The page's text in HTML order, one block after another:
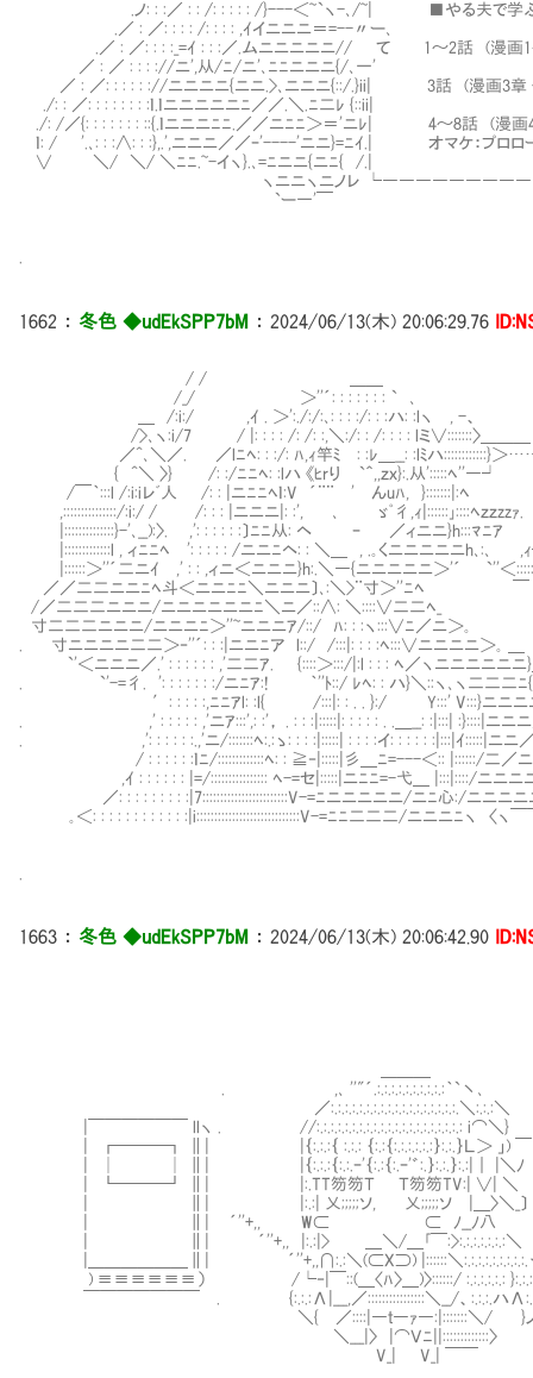
.ノ: : :／ : : /: : : : : /}---＜~`ヽ-､/~| ■やる夫で学ぶFGO
.／ : ／: : : : /: : : : ,ｲイニ
.／ : ／: : : :_=ｲ : : :／.ムニニニニニ// て 1
／ : ／ : : : ://ニ',从/ﾆ/ニ'
／ : ／: : : : : ://ニニニニ{ニニ.>､ニニニ{::/.}ii| 3
./: : ／: : : : : : : :ｌ.ｌニニニニ
./: /／{: : : : : : : ::{.ｌニニニﾆﾆ.／／ニﾆﾆ＞＝'ニﾚ
ｌ: / '.､: : :∧: : :},.',ニニニ／／ｰ'----'ニニ}=ﾆｲ.| オマ
∨ ＼/ ＼/ ＼ﾆﾆ.~-イヽ}.､
ヽニニヽニノレ
`ー一'￣
1662 ： 冬色 ◆udEkSPP7bM ： 2024/06/13(木) 20:06:29.76
/ / ＿＿
/_/ ＞''´: : : : : : : ` ､
＿ /:i:/ ,ｲ . ＞':./:/:､: : : :/: : :ハ: :lヽ , -、
/>､ヽ:i/7 / |: : : : /: /: :,＼:/: : /: : : : lミ∨:::::::〉＿＿＿
／^､＼／. ／lﾆﾍ: : :/: ﾊ,ｨ竿ﾐⅥ: :ﾚ＿__: :lﾐハ::::::::::::}＞
{ ^＼ 〉} /: :/ﾆﾆﾍ: :lハ 《ﾋrり `＾,,ｚｘ}:.从':::::ﾍ''―┘
/￣｀:::l /:i:iレﾞ人 /: : |ニﾆﾆﾍｌ:V ´¨¨ ' んuﾊ, }:::::::|:ﾍ
,:::::::::::::::/:i:/ / /: : : |ニニニ|: :', ､ ゞﾟ彳,ｨ|::::::｣::::ﾍｚｚzzｧ.
|::::::::::::::}-'､__):〉. ,': : : : : :〕ﾆﾆ从: ヘ ｰ ／ィニニ}h:::
|:::::::::::::l , ィﾆﾆﾍ ': : : : : /ニニﾆヘ: : ＼＿ , .｡くニニニニニh､:､ ,
|::::::＞''´二ニｲ ,' : : ,ィニ＜ニニニ}h:.＼―{ニニニニニ＞'´ `''＜
／／二二ニニﾆﾍ斗＜ニニﾆﾆ＼ニニニ〕､:＼>¨寸＞''ﾆﾍ ￣
/／二二二ニニニ/ニニニニニニﾆ＼ニ／::∧: ＼::::∨二二ﾍ_
寸二二二ニニニ/ニニニﾆ＞''~ニニニｱ/::/ ﾊ: : :ヽ:::∨ﾆ／ニ＞｡
. 寸ニニニニ二二＞‐''´: : :|ニニﾆア l::/ /:::|: : : :ﾍ:::∨ニニニニ＞｡ ＿
`'＜ニニニ／.' : : : : : : ,'二二ｱ. {::::＞:::/|:l : : : ﾍ／ヽニニニニニニ}
. `'-=彳. ': : : : : : :/ニﾆｱ:! ｀''ﾄ::/ ﾚﾍ: : ハ}＼::ヽ､ヽ二二二ﾆ{__
′: : : : :,ﾆﾆｱl: :l{ /:::|: : . . }:/ Y:::' V:::}ニニニニ心
. ,' : : : : : ,'ニｱ:::',: :'， . : : :|:::::|: : : : : . .＿__: :|:::| :}::::|ニニニ／
. ,': : : : : :.,'ニ/:::::::ﾍ:.:ゝ: : : :|:::::| : : : :イ: : : : : :|:::|ｲ:::::|ニニ／
/ : : : : : :ｌﾆ/:::::::::::::ﾍ: : ≧‐|:::::|彡＿ﾆ=---＜:: |::::::/二／ニニ
,ｲ : : : : : : |=/:::::::::::::::: ﾍ-=セ|:::::|ニﾆﾆ=-弋＿ |:::|::::/ニニニニニ
／: : : : : : : : :|7::::::::::::::::::::::::V-=ﾆニニニニニ/ニﾆ心:/ニニニニニ
｡＜: : : : : : : : : : : :|i:::::::::::::::::::::::::::::V-=ﾆﾆ二二二/ニニニﾆヽ 〈ヽ￣￣
1663 ： 冬色 ◆udEkSPP7bM ： 2024/06/13(木) 20:06:42.90
. ,､ ''"´.:.:.:.:.:.:.:.:.:.:｀`丶､
／:.:.:.:.:.:.:.:.:.:.:.:.:.:.:.:.:.:.＼:.:.:＼
|￣￣￣￣￣￣ llヽ . //:.:.:.:.:.:.:.:.:.:.:.:.:.:.:.:.:.:.:.:.: i⌒＼}
| ┏───┓ ∥| |｛:.:.:｛ :.:.: ｛:.:｛:.:.:.:.:.:｝:.:.｝Ｌ＞ 」)
| │ │ ∥| |｛:.:.:｛:.:.ｰ'｛:.:｛:.ｰ'゛:.｝:.:.｝:.:|｜ |＼ﾉ
| ┗───┛ ∥| |:.TT笏笏Ｔ Ｔ笏笏TV:| ∨| ＼ 漫画版
| ∥| |:.:| 乂;;;;;ソ, 乂;;;;;ソ |＿〉＼_〕
| ∥| ´''+,, W⊂ ⊂ ﾉ__ﾉ八 3章の解説っ
| ∥| ´''+,, |:.:|> ＿＼/＿｢￣:>:.:.:.:.:.:.:＼
|＿＿＿＿＿＿∥| ´''+,,∩:.:＼(⊂X⊃) |::::::＼:.:.:.:.:.:.:.:.:.ヽ そ
) ≡≡≡≡≡≡） /└‐|￣::(＿〈ﾊ〉＿)〉::::::/ :.:.:.:.:.:
￣￣￣￣￣￣￣ . {:.:.:Λ|___,／::::::::::::::::＼__/、:.:.:.ハ
＼{ ／::::|―ｔ―ｧ―:|:::::::＼/ }
＼___|〉 |⌒Ｖﾆ||:::::::::::::〉
V_| V_| ￣￣